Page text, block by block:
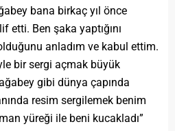
bana birkaç yıl önce
etti. Ben şaka yaptığını
anladım ve kabul ettim.
bir sergi açmak büyük
gibi dünya çapında
resim sergilemek benim
yüreği ile beni kucakladı”